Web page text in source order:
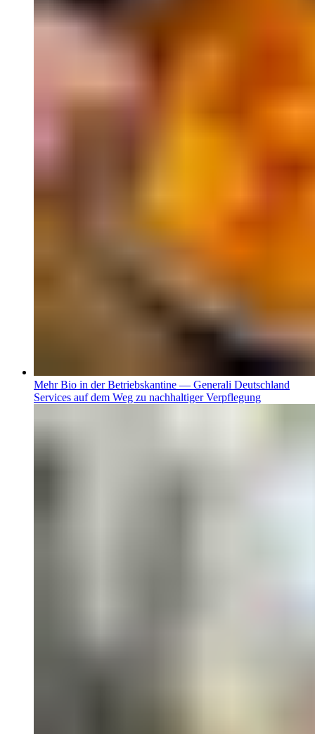
Mehr Bio in der Betriebskantine — Generali Deutschland
Services auf dem Weg zu nachhaltiger Verpflegung